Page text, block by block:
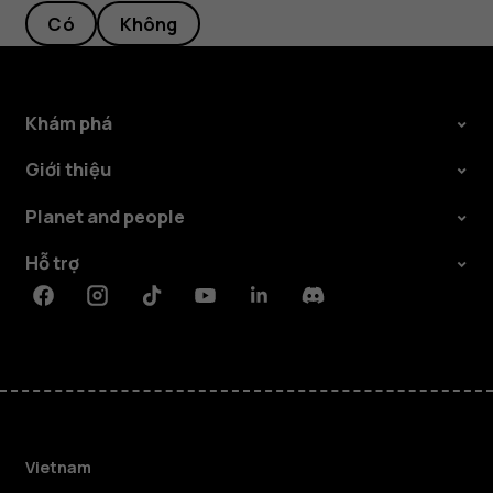
Có Không
Khám phá
Giới thiệu
Planet and people
Hỗ trợ
FacebookInstagramTiktokYoutubeLinkedinDiscord
Vietnam